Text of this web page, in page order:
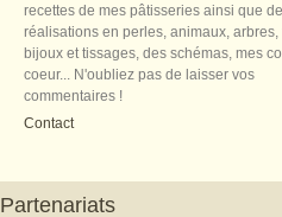
recettes de mes pâtisseries ainsi que
réalisations en perles, animaux, arbres,
bijoux et tissages, des schémas, mes
coeur... N'oubliez pas de laisser vos
commentaires !
Contact
Partenariats